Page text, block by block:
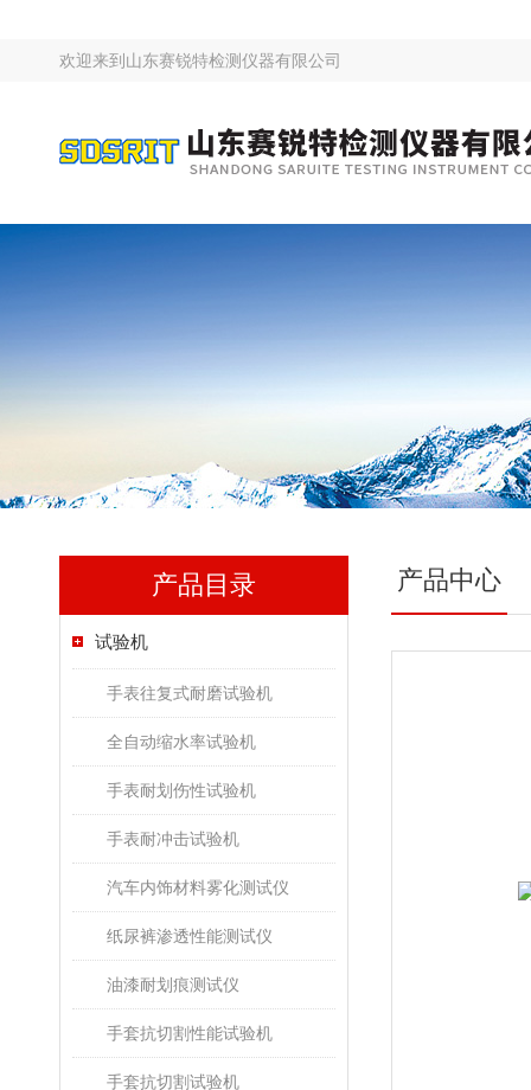
欢迎来到 山东赛锐特检测仪器有限公司
产品目录
试验机
手表往复式耐磨试验机
全自动缩水率试验机
手表耐划伤性试验机
手表耐冲击试验机
汽车内饰材料雾化测试仪
纸尿裤渗透性能测试仪
油漆耐划痕测试仪
手套抗切割性能试验机
手套抗切割试验机
产品中心